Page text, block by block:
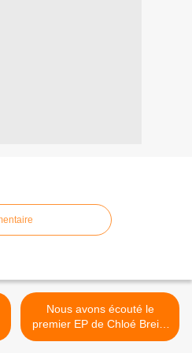
Nous avons écouté le
premier EP de Chloé Breit !
>